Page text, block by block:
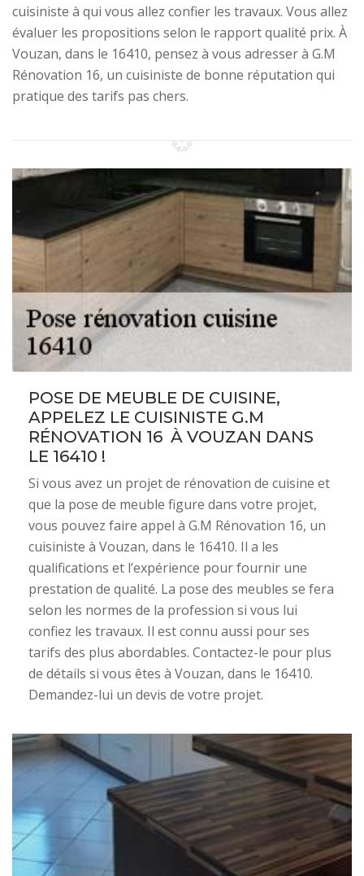
cuisiniste à qui vous allez confier les travaux. Vous allez
évaluer les propositions selon le rapport qualité prix. À
Vouzan, dans le 16410, pensez à vous adresser à G.M
Rénovation 16, un cuisiniste de bonne réputation qui
pratique des tarifs pas chers.
POSE DE MEUBLE DE CUISINE,
APPELEZ LE CUISINISTE G.M
RÉNOVATION 16 À VOUZAN DANS
LE 16410 !
Si vous avez un projet de rénovation de cuisine et
que la pose de meuble figure dans votre projet,
vous pouvez faire appel à G.M Rénovation 16, un
cuisiniste à Vouzan, dans le 16410. Il a les
qualifications et l’expérience pour fournir une
prestation de qualité. La pose des meubles se fera
selon les normes de la profession si vous lui
confiez les travaux. Il est connu aussi pour ses
tarifs des plus abordables. Contactez-le pour plus
de détails si vous êtes à Vouzan, dans le 16410.
Demandez-lui un devis de votre projet.